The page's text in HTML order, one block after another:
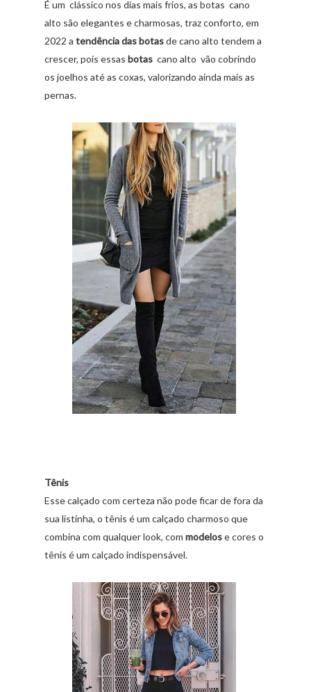
É um clássico nos dias mais frios, as botas cano
alto são elegantes e charmosas, traz conforto, em
2022 a tendência das botasde cano alto tendem a
crescer, pois essas botas cano alto vão cobrindo
os joelhos até as coxas, valorizando ainda mais as
pernas.
Tênis
Esse calçado com certeza não pode ficar de fora da
sua listinha, o tênis é um calçado charmoso que
combina com qualquer look, com modelose cores o
tênis é um calçado indispensável.